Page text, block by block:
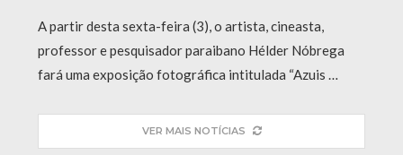
A partir desta sexta-feira (3), o artista, cineasta,
professor e pesquisador paraibano Hélder Nóbrega
fará uma exposição fotográfica intitulada “Azuis …
VER MAIS NOTÍCIAS